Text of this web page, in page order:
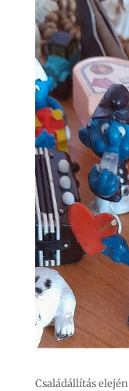
Családállítás elején